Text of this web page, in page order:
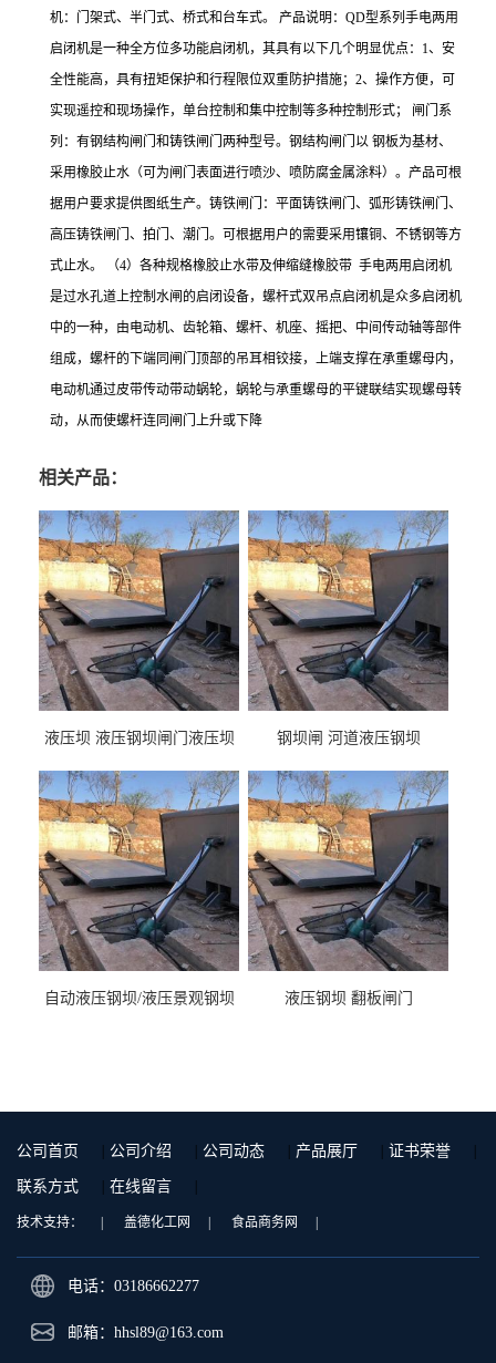
机：门架式、半门式、桥式和台车式。 产品说明：QD型系列手电两用
启闭机是一种全方位多功能启闭机，其具有以下几个明显优点：1、安
全性能高，具有扭矩保护和行程限位双重防护措施；2、操作方便，可
实现遥控和现场操作，单台控制和集中控制等多种控制形式； 闸门系
列：有钢结构闸门和铸铁闸门两种型号。钢结构闸门以 钢板为基材、
采用橡胶止水（可为闸门表面进行喷沙、喷防腐金属涂料）。产品可根
据用户要求提供图纸生产。铸铁闸门：平面铸铁闸门、弧形铸铁闸门、
高压铸铁闸门、拍门、潮门。可根据用户的需要采用镶铜、不锈钢等方
式止水。 （4）各种规格橡胶止水带及伸缩缝橡胶带 手电两用启闭机
是过水孔道上控制水闸的启闭设备，螺杆式双吊点启闭机是众多启闭机
中的一种，由电动机、齿轮箱、螺杆、机座、摇把、中间传动轴等部件
组成，螺杆的下端同闸门顶部的吊耳相铰接，上端支撑在承重螺母内，
电动机通过皮带传动带动蜗轮，蜗轮与承重螺母的平键联结实现螺母转
动，从而使螺杆连同闸门上升或下降
相关产品：
液压坝 液压钢坝闸门液压坝
钢坝闸 河道液压钢坝
自动液压钢坝/液压景观钢坝 液压钢坝 翻板闸门
公司首页 公司介绍 公司动态 产品展厅 证书荣誉
联系方式 在线留言
技术支持： 盖德化工网 食品商务网
电话：03186662277
邮箱：hhsl89@163.com